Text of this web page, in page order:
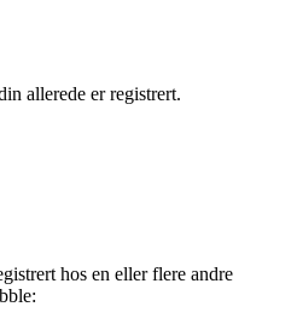
allerede er registrert.
hos en eller flere andre